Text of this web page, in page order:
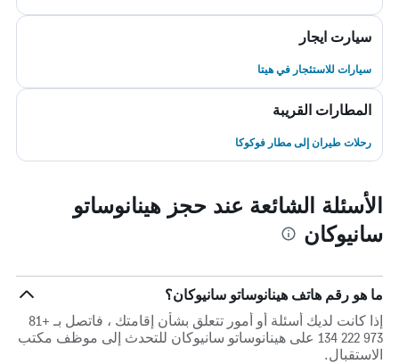
سيارت ايجار
سيارات للاستئجار في هيتا
المطارات القريبة
رحلات طيران إلى مطار فوكوكا
الأسئلة الشائعة عند حجز هينانوساتو
سانيوكان
ما هو رقم هاتف هينانوساتو سانيوكان؟
إذا كانت لديك أسئلة أو أمور تتعلق بشأن إقامتك ، فاتصل بـ +81
973 222 134 على هينانوساتو سانيوكان للتحدث إلى موظف مكتب
الاستقبال.